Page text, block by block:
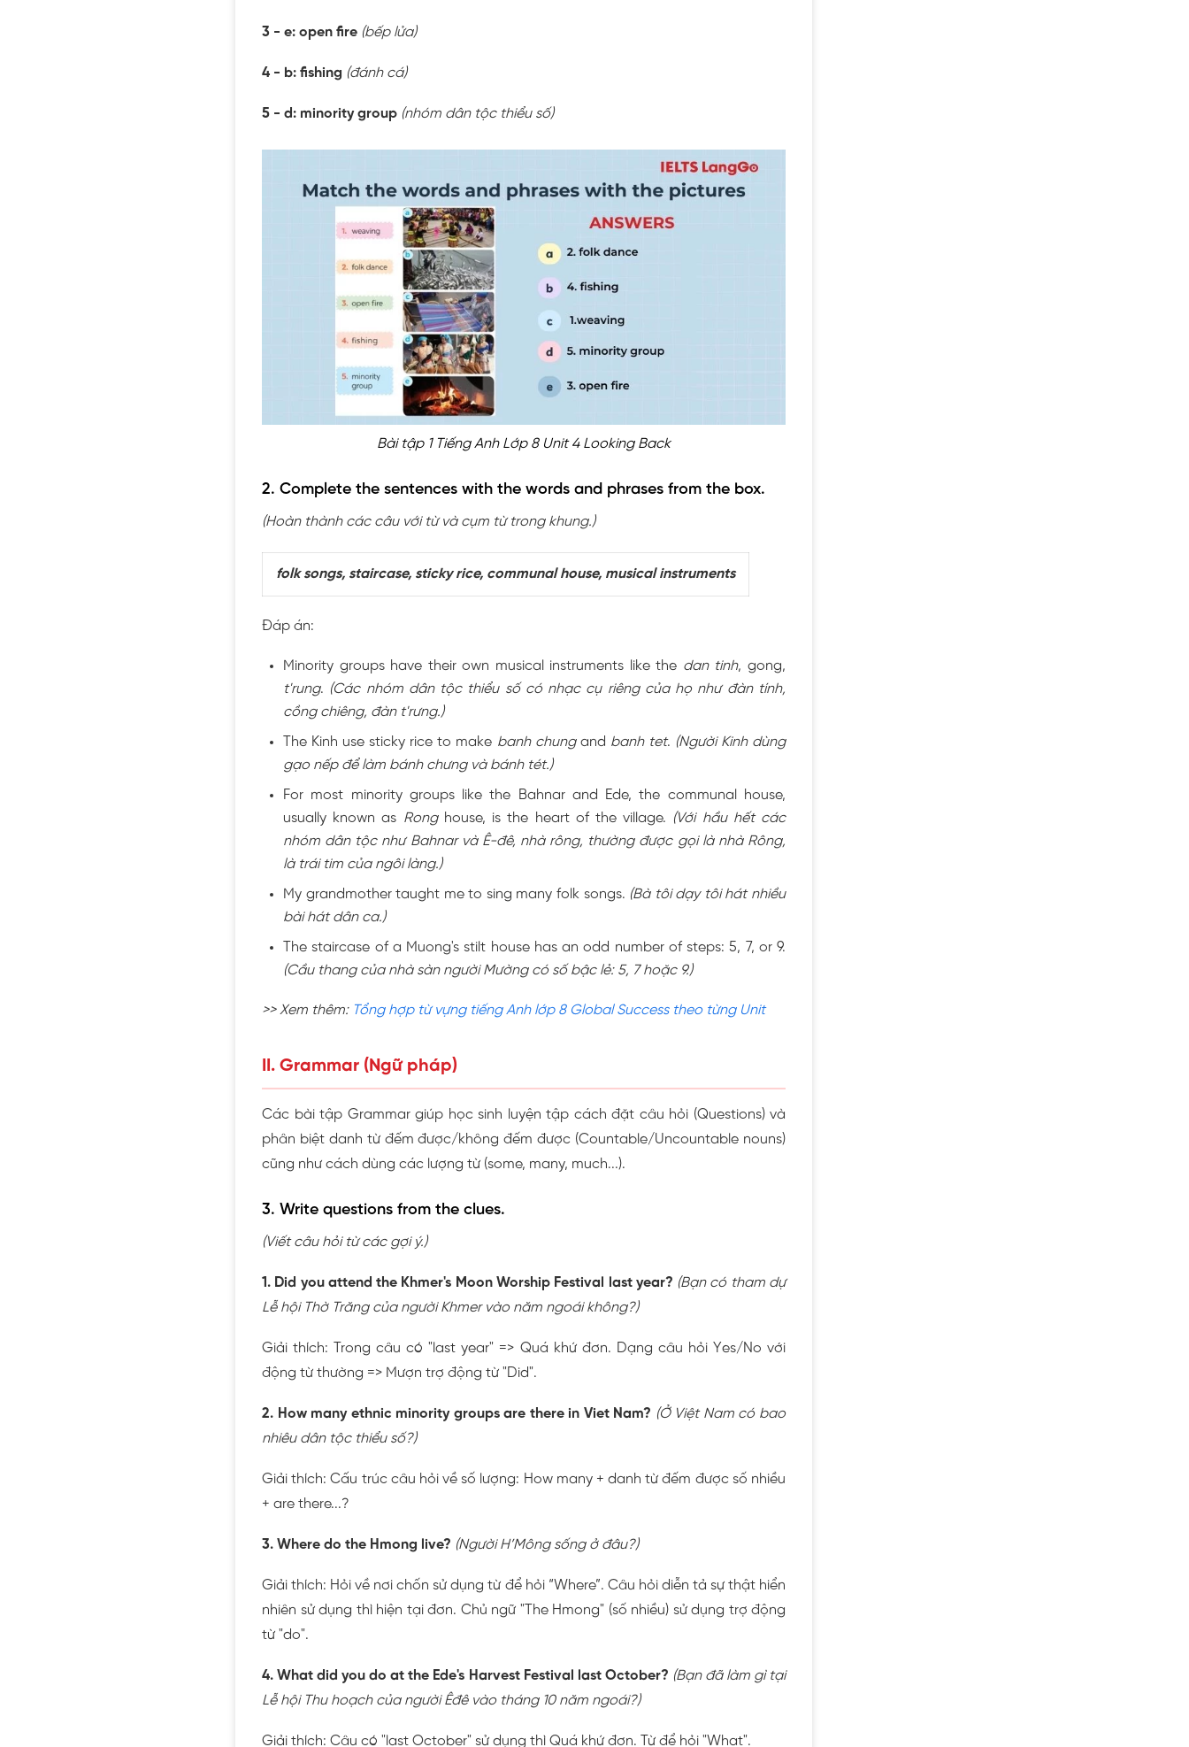
3 - e: open fire (bếp lửa)
4 - b: fishing (đánh cá)
5 - d: minority group (nhóm dân tộc thiểu số)
Bài tập 1 Tiếng Anh Lớp 8 Unit 4 Looking Back
2. Complete the sentences with the words and phrases from the box.
(Hoàn thành các câu với từ và cụm từ trong khung.)
folk songs, staircase, sticky rice, communal house, musical instruments
Đáp án:
Minority groups have their own musical instruments like the dan tinh, gong,
t'rung. (Các nhóm dân tộc thiểu số có nhạc cụ riêng của họ như đàn tính,
cồng chiêng, đàn t'rưng.)
The Kinh use sticky rice to make banh chungand banh tet. (Người Kinh dùng
gạo nếp để làm bánh chưng và bánh tét.)
For most minority groups like the Bahnar and Ede, the communal house,
usually known as Ronghouse, is the heart of the village. (Với hầu hết các
nhóm dân tộc như Bahnar và Ê-đê, nhà rông, thường được gọi là nhà Rông,
là trái tim của ngôi làng.)
My grandmother taught me to sing many folk songs. (Bà tôi dạy tôi hát nhiều
bài hát dân ca.)
The staircase of a Muong's stilt house has an odd number of steps: 5, 7, or 9.
(Cầu thang của nhà sàn người Mường có số bậc lẻ: 5, 7 hoặc 9.)
>> Xem thêm: Tổng hợp từ vựng tiếng Anh lớp 8 Global Success theo từng Unit
II. Grammar (Ngữ pháp)
Các bài tập Grammar giúp học sinh luyện tập cách đặt câu hỏi (Questions) và
phân biệt danh từ đếm được/không đếm được (Countable/Uncountable nouns)
cũng như cách dùng các lượng từ (some, many, much...).
3. Write questions from the clues.
(Viết câu hỏi từ các gợi ý.)
1. Did you attend the Khmer's Moon Worship Festival last year? (Bạn có tham dự
Lễ hội Thờ Trăng của người Khmer vào năm ngoái không?)
Giải thích: Trong câu có "last year" => Quá khứ đơn. Dạng câu hỏi Yes/No với
động từ thường => Mượn trợ động từ "Did".
2. How many ethnic minority groups are there in Viet Nam? (Ở Việt Nam có bao
nhiêu dân tộc thiểu số?)
Giải thích: Cấu trúc câu hỏi về số lượng: How many + danh từ đếm được số nhiều
+ are there...?
3. Where do the Hmong live? (Người H’Mông sống ở đâu?)
Giải thích: Hỏi về nơi chốn sử dụng từ để hỏi “Where”. Câu hỏi diễn tả sự thật hiển
nhiên sử dụng thì hiện tại đơn. Chủ ngữ "The Hmong" (số nhiều) sử dụng trợ động
từ "do".
4. What did you do at the Ede's Harvest Festival last October? (Bạn đã làm gì tại
Lễ hội Thu hoạch của người Êđê vào tháng 10 năm ngoái?)
Giải thích: Câu có "last October" sử dụng thì Quá khứ đơn. Từ để hỏi "What".